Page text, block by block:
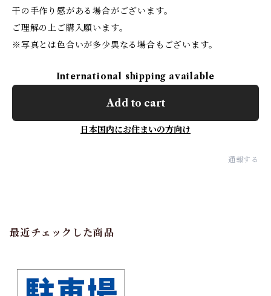
干の手作り感がある場合がございます。
ご理解の上ご購入願います。
※写真とは色合いが多少異なる場合もございます。
International shipping available
Add to cart
日本国内にお住まいの方向け
通報する
最近チェックした商品